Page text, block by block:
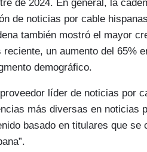
de 2024. En general, la
de noticias por cable
también mostró el mayor
un aumento del 65%
demográfico.
líder de noticias por
más diversas en noticias
basado en titulares que se